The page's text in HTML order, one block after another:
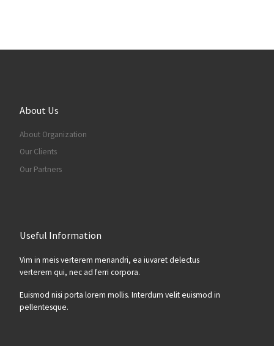
About Us
About Organization
Our Clients
Our Partners
Useful Information
Vim in meis verterem menandri, ea iuvaret delectus
verterem qui, nec ad ferri corpora.
Euismod nisi porta lorem mollis. Interdum velit euismod in
pellentesque.